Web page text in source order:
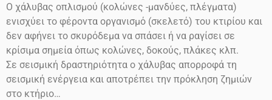
Ο χάλυβας οπλισμού (κολώνες -μανδύες, πλέγματα)
ενισχύει το φέροντα οργανισμό (σκελετό) του κτιρίου και
δεν αφήνει το σκυρόδεμα να σπάσει ή να ραγίσει σε
κρίσιμα σημεία όπως κολώνες, δοκούς, πλάκες κλπ.
Σε σεισμική δραστηριότητα ο χάλυβας απορροφά τη
σεισμική ενέργεια και αποτρέπει την πρόκληση ζημιών
στο κτήριο…